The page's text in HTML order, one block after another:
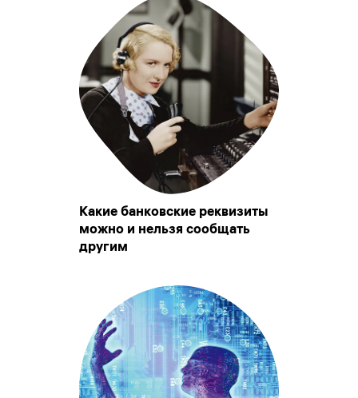
Какие банковские реквизиты
можно и нельзя сообщать
другим